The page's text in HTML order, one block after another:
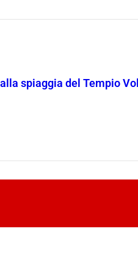
spiaggia del Tempio